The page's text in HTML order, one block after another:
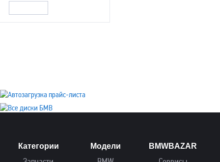
Категории Модели BMWBAZAR